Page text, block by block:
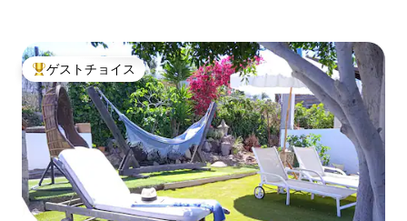
大好評のゲストチョイスです。
ゲストチョイス